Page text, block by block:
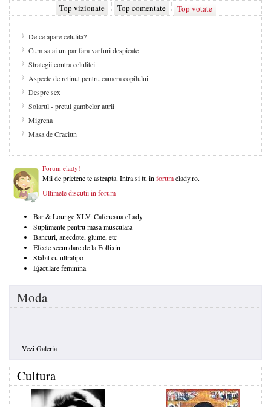
Top vizionate Top comentate Top votate
De ce apare celulita?
Cum sa ai un par fara varfuri despicate
Strategii contra celulitei
Aspecte de retinut pentru camera copilului
Despre sex
Solarul - pretul gambelor aurii
Migrena
Masa de Craciun
Forum elady!
Mii de prietene te asteapta. Intra si tu in forumelady.ro.
Ultimele discutii in forum
Bar & Lounge XLV: Cafeneaua eLady
Suplimente pentru masa musculara
Bancuri, anecdote, glume, etc
Efecte secundare de la Follixin
Slabit cu ultralipo
Ejaculare feminina
Moda
Vezi Galeria
Cultura